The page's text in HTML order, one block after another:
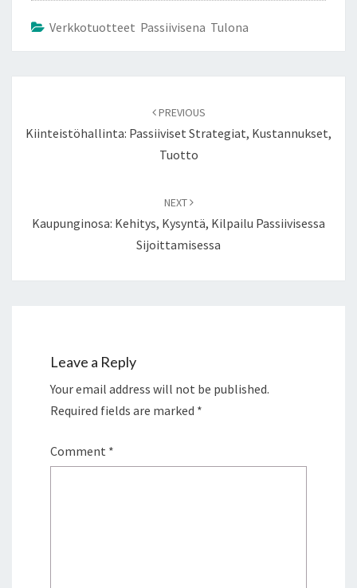
Verkkotuotteet Passiivisena Tulona
PREVIOUS
Kiinteistöhallinta: Passiiviset Strategiat, Kustannukset,
Tuotto
NEXT
Kaupunginosa: Kehitys, Kysyntä, Kilpailu Passiivisessa
Sijoittamisessa
Leave a Reply
Your email address will not be published.
Required fields are marked *
Comment *